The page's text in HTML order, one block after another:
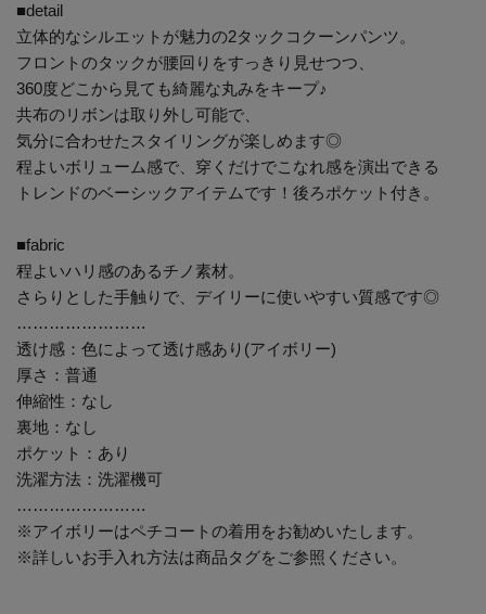
■detail
立体的なシルエットが魅力の2タックコクーンパンツ。
フロントのタックが腰回りをすっきり見せつつ、
360度どこから見ても綺麗な丸みをキープ♪
共布のリボンは取り外し可能で、
気分に合わせたスタイリングが楽しめます◎
程よいボリューム感で、穿くだけでこなれ感を演出できる
トレンドのベーシックアイテムです！後ろポケット付き。
■fabric
程よいハリ感のあるチノ素材。
さらりとした手触りで、デイリーに使いやすい質感です◎
……………………
透け感：色によって透け感あり(アイボリー)
厚さ：普通
伸縮性：なし
裏地：なし
ポケット：あり
洗濯方法：洗濯機可
……………………
※アイボリーはペチコートの着用をお勧めいたします。
※詳しいお手入れ方法は商品タグをご参照ください。